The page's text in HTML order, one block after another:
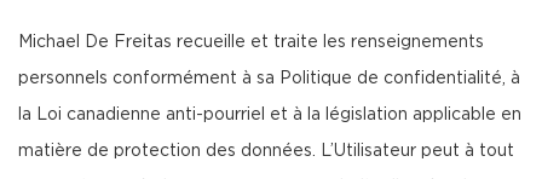
Michael De Freitas recueille et traite les renseignements
personnels conformément à sa Politique de confidentialité, à
la Loi canadienne anti-pourriel et à la législation applicable en
matière de protection des données. L’Utilisateur peut à tout